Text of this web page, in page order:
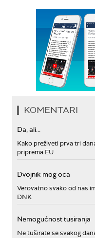
KOMENTARI
Da, ali...
Kako preživeti prva tri
priprema EU
Dvojnik mog oca
Verovatno svako od nas
DNK
Nemogućnost tusiranja
Ne tuširate se svakog